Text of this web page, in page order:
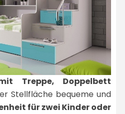
Treppe, Doppelbett
Stellfläche bequeme und
für zwei Kinder oder